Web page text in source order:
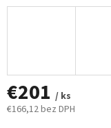
€201 / ks
€166,12 bez DPH